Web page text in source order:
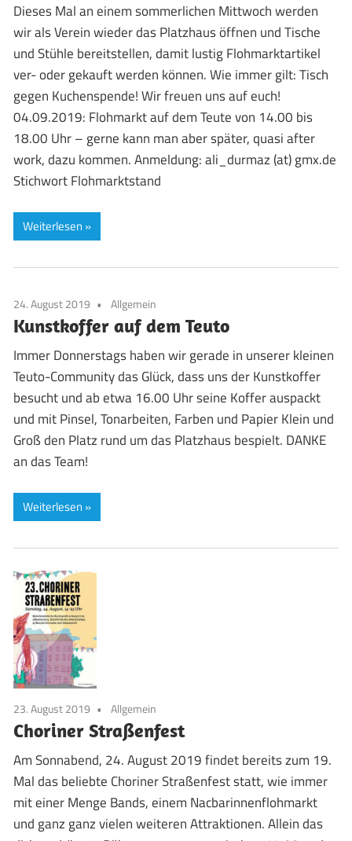
Dieses Mal an einem sommerlichen Mittwoch werden
wir als Verein wieder das Platzhaus öffnen und Tische
und Stühle bereitstellen, damit lustig Flohmarktartikel
ver- oder gekauft werden können. Wie immer gilt: Tisch
gegen Kuchenspende! Wir freuen uns auf euch!
04.09.2019: Flohmarkt auf dem Teute von 14.00 bis
18.00 Uhr – gerne kann man aber später, quasi after
work, dazu kommen. Anmeldung: ali_durmaz (at) gmx.de
Stichwort Flohmarktstand
Weiterlesen
24. August 2019 Allgemein
Kunstkoffer auf dem Teuto
Immer Donnerstags haben wir gerade in unserer kleinen
Teuto-Community das Glück, dass uns der Kunstkoffer
besucht und ab etwa 16.00 Uhr seine Koffer auspackt
und mit Pinsel, Tonarbeiten, Farben und Papier Klein und
Groß den Platz rund um das Platzhaus bespielt. DANKE
an das Team!
Weiterlesen
23. August 2019 Allgemein
Choriner Straßenfest
Am Sonnabend, 24. August 2019 findet bereits zum 19.
Mal das beliebte Choriner Straßenfest statt, wie immer
mit einer Menge Bands, einem Nacbarinnenflohmarkt
und ganz ganz vielen weiteren Attraktionen. Allein das